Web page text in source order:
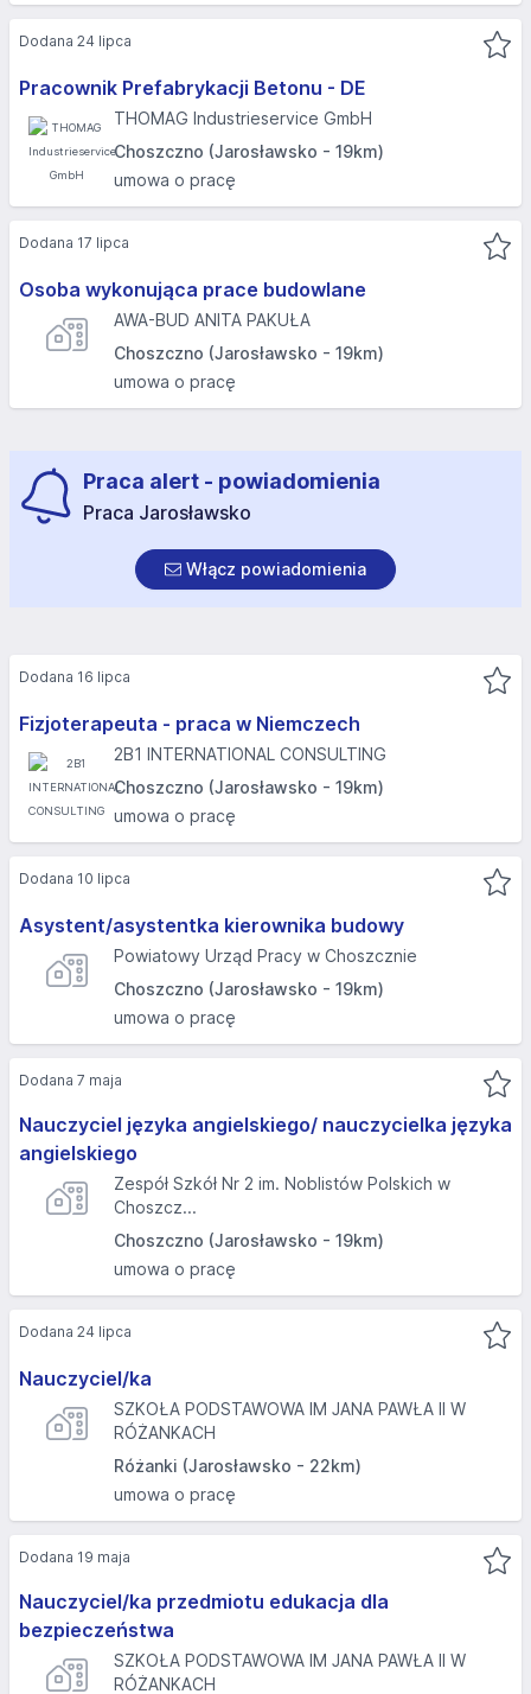
Pracownik Prefabrykacji Betonu - DE
THOMAG Industrieservice GmbH
Choszczno (Jarosławsko - 19km)
umowa o pracę
Dodana 24 lipca
Osoba wykonująca prace budowlane
AWA-BUD ANITA PAKUŁA
Choszczno (Jarosławsko - 19km)
umowa o pracę
Dodana 17 lipca
Praca alert - powiadomienia
Praca Jarosławsko
Włącz powiadomienia
Fizjoterapeuta - praca w Niemczech
2B1 INTERNATIONAL CONSULTING
Choszczno (Jarosławsko - 19km)
umowa o pracę
Dodana 16 lipca
Asystent/asystentka kierownika budowy
Powiatowy Urząd Pracy w Choszcznie
Choszczno (Jarosławsko - 19km)
umowa o pracę
Dodana 10 lipca
Nauczyciel języka angielskiego/ nauczycielka języka
angielskiego
Zespół Szkół Nr 2 im. Noblistów Polskich w
Choszcz...
Choszczno (Jarosławsko - 19km)
umowa o pracę
Dodana 7 maja
Nauczyciel/ka
SZKOŁA PODSTAWOWA IM JANA PAWŁA II W
RÓŻANKACH
Różanki (Jarosławsko - 22km)
umowa o pracę
Dodana 24 lipca
Nauczyciel/ka przedmiotu edukacja dla
bezpieczeństwa
SZKOŁA PODSTAWOWA IM JANA PAWŁA II W
RÓŻANKACH
Dodana 19 maja